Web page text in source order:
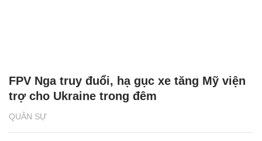
QUÂN SỰ
FPV Nga truy đuổi, hạ gục xe tăng Mỹ viện
trợ cho Ukraine trong đêm